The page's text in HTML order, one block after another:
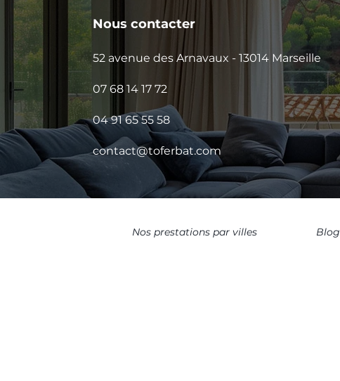
Nous contacter
52 avenue des Arnavaux - 13014 Marseille
07 68 14 17 72
04 91 65 55 58
contact@toferbat.com
Nos prestations par villes Blog